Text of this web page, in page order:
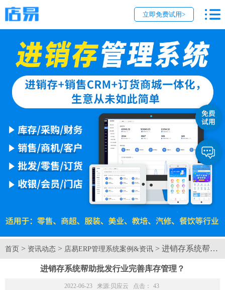
立即免费试用>
首页 > 资讯动态 > 店易ERP管理系统案例&资讯 > 进销存系统帮助
进销存系统帮助批发行业完善库存管理？
2022-06-23 来源: 贝应云 点击： 43